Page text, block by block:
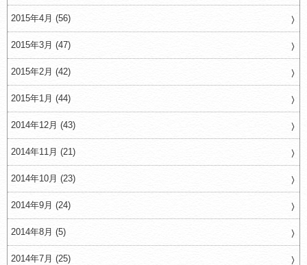
2015年4月 (56)
2015年3月 (47)
2015年2月 (42)
2015年1月 (44)
2014年12月 (43)
2014年11月 (21)
2014年10月 (23)
2014年9月 (24)
2014年8月 (5)
2014年7月 (25)